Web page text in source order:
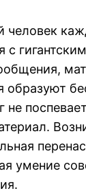
человек
с
образуют
не
умение